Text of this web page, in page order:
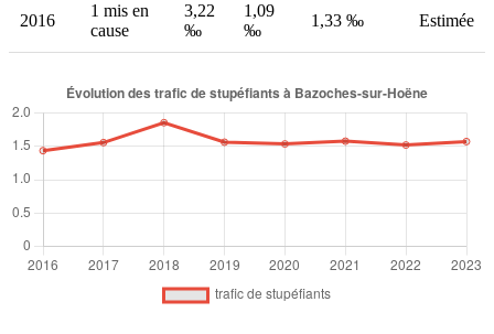
2016
1 mis en
cause
3,22
‰
1,09
‰
1,33 ‰ Estimée